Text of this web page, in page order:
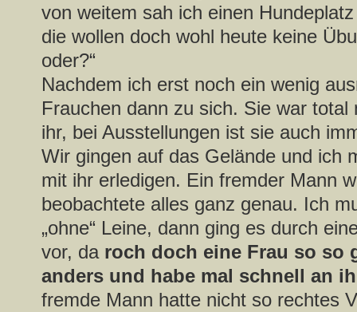
von weitem sah ich einen
die wollen doch wohl heute keine
oder?“
Nachdem ich erst noch ein wenig
Frauchen dann zu sich. Sie war
ihr, bei Ausstellungen ist sie auch
Wir gingen auf das Gelände und ich
mit ihr erledigen. Ein fremder Mann
beobachtete alles ganz genau. Ich
„ohne“ Leine, dann ging es durch
vor, da roch doch eine Frau so so
anders und habe mal schnell an
fremde Mann hatte nicht so rechtes